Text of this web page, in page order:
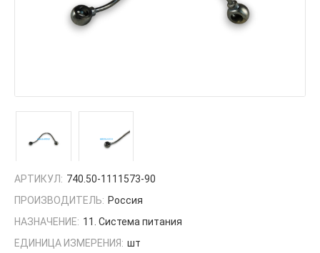
АРТИКУЛ: 740.50-1111573-90
ПРОИЗВОДИТЕЛЬ: Россия
НАЗНАЧЕНИЕ: 11. Система питания
ЕДИНИЦА ИЗМЕРЕНИЯ: шт